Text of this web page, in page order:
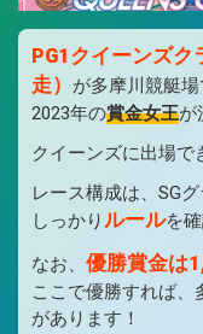
PG1クイーンズ
走） が多摩川競艇場
2023年の賞金女王が
クイーンズに出場で
レース構成は、SG
しっかりルールを
なお、優勝賞金は
ここで優勝すれば、
があります！